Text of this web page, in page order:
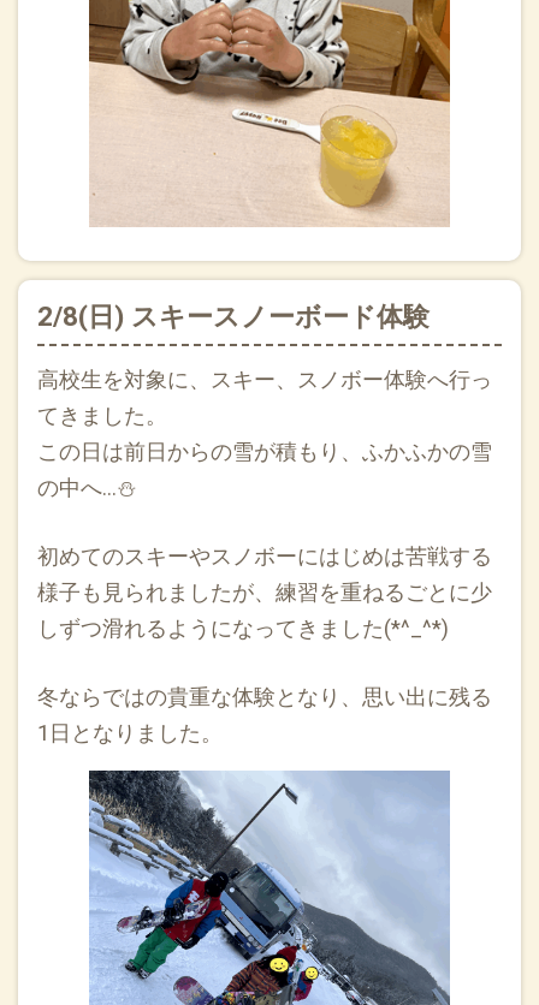
2/8(日) スキースノーボード体験
高校生を対象に、スキー、スノボー体験へ行っ
てきました。
この日は前日からの雪が積もり、ふかふかの雪
の中へ…⛄
初めてのスキーやスノボーにはじめは苦戦する
様子も見られましたが、練習を重ねるごとに少
しずつ滑れるようになってきました(*^_^*)
冬ならではの貴重な体験となり、思い出に残る
1日となりました。